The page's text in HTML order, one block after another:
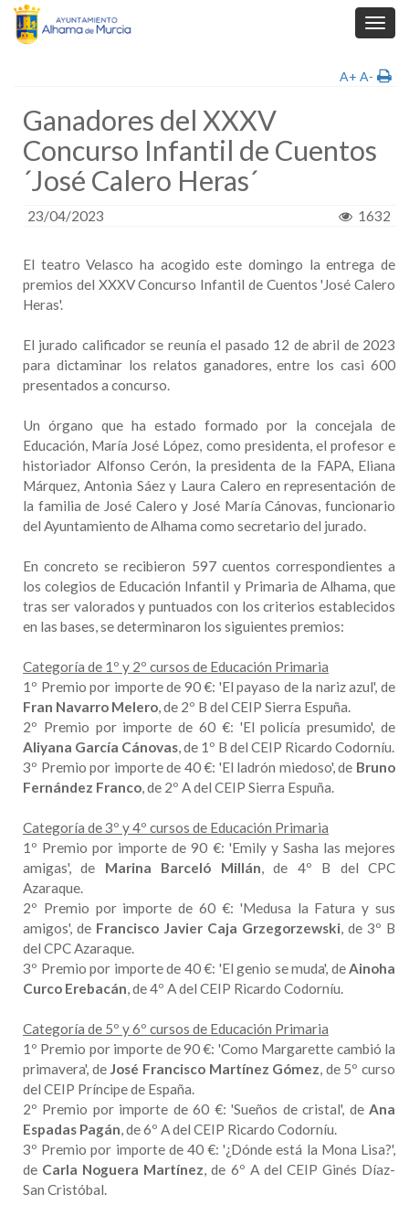
A+ A-
Ganadores del XXXV
Concurso Infantil de Cuentos
´José Calero Heras´
23/04/2023 1632
El teatro Velasco ha acogido este domingo la entrega de
premios del XXXV Concurso Infantil de Cuentos 'José Calero
Heras'.
El jurado calificador se reunía el pasado 12 de abril de 2023
para dictaminar los relatos ganadores, entre los casi 600
presentados a concurso.
Un órgano que ha estado formado por la concejala de
Educación, María José López, como presidenta, el profesor e
historiador Alfonso Cerón, la presidenta de la FAPA, Eliana
Márquez, Antonia Sáez y Laura Calero en representación de
la familia de José Calero y José María Cánovas, funcionario
del Ayuntamiento de Alhama como secretario del jurado.
En concreto se recibieron 597 cuentos correspondientes a
los colegios de Educación Infantil y Primaria de Alhama, que
tras ser valorados y puntuados con los criterios establecidos
en las bases, se determinaron los siguientes premios:
Categoría de 1º y 2º cursos de Educación Primaria
1º Premio por importe de 90 €: 'El payaso de la nariz azul', de
Fran Navarro Melero, de 2º B del CEIP Sierra Espuña.
2º Premio por importe de 60 €: 'El policía presumido', de
Aliyana García Cánovas, de 1º B del CEIP Ricardo Codorníu.
3º Premio por importe de 40 €: 'El ladrón miedoso', de Bruno
Fernández Franco, de 2º A del CEIP Sierra Espuña.
Categoría de 3º y 4º cursos de Educación Primaria
1º Premio por importe de 90 €: 'Emily y Sasha las mejores
amigas', de Marina Barceló Millán, de 4º B del CPC
Azaraque.
2º Premio por importe de 60 €: 'Medusa la Fatura y sus
amigos', de Francisco Javier Caja Grzegorzewski, de 3º B
del CPC Azaraque.
3º Premio por importe de 40 €: 'El genio se muda', deAinoha
Curco Erebacán, de 4º A del CEIP Ricardo Codorníu.
Categoría de 5º y 6º cursos de Educación Primaria
1º Premio por importe de 90 €: 'Como Margarette cambió la
primavera', de José Francisco Martínez Gómez, de 5º curso
del CEIP Príncipe de España.
2º Premio por importe de 60 €: 'Sueños de cristal', de Ana
Espadas Pagán, de 6º A del CEIP Ricardo Codorníu.
3º Premio por importe de 40 €: '¿Dónde está la Mona Lisa?',
de Carla Noguera Martínez, de 6º A del CEIP Ginés Díaz-
San Cristóbal.